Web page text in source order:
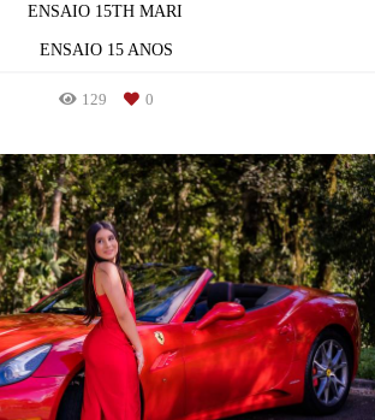
ENSAIO 15TH MARI
ENSAIO 15 ANOS
129 0